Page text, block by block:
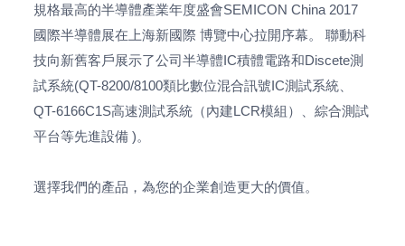
規格最高的半導體產業年度盛會SEMICON China 2017
國際半導體展在上海新國際 博覽中心拉開序幕。 聯動科
技向新舊客戶展示了公司半導體IC積體電路和Discete測
試系統(QT-8200/8100類比數位混合訊號IC測試系統、
QT-6166C1S高速測試系統（內建LCR模組）、綜合測試
平台等先進設備 )。
選擇我們的產品，為您的企業創造更大的價值。